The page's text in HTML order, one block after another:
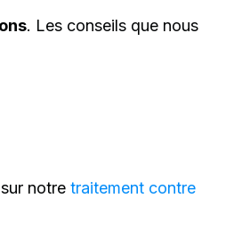
. Les conseils que nous
notre traitement contre